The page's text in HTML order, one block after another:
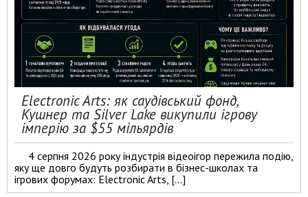
Electronic Arts: як саудівський фонд,
Кушнер та Silver Lake викупили ігрову
імперію за $55 мільярдів
4 серпня 2026 року індустрія відеоігор пережила подію,
яку ще довго будуть розбирати в бізнес-школах та
ігрових форумах: Electronic Arts, […]